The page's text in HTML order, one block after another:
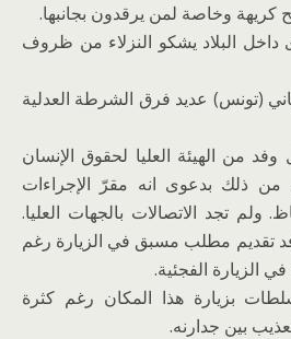
كريهة وخاصة لمن يرقدون بجانبها.
البلاد يشكو النزلاء من ظروف
(تونس) عديد فرق الشرطة العدلية
06/12/2013 حاول وفد من الهيئة العليا لحقوق الإنسان
من ذلك بدعوى انه مقرّ الإجراءات
ولم تجد الاتصالات بالجهات العليا.
تقديم مطلب مسبق في الزيارة رغم
الزيارة الفجئية.
بزيارة هذا المكان رغم كثرة
بين جدارنه.